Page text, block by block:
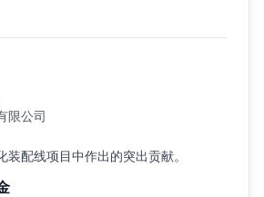
限公司
装配线项目中作出的突出贡献。